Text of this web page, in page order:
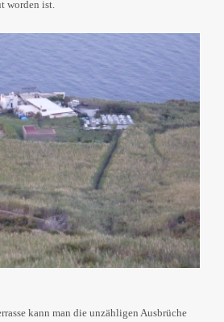
worden ist.
kann man die unzähligen Ausbrüche